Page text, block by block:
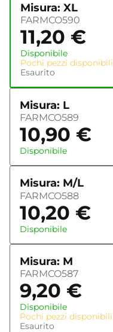
Misura: XL
FARMCO590
11,20 €
Disponibile
Pochi pezzi disponibili
Esaurito
Misura: L
FARMCO589
10,90 €
Disponibile
Misura: M/L
FARMCO588
10,20 €
Disponibile
Misura: M
FARMCO587
9,20 €
Disponibile
Pochi pezzi disponibili
Esaurito